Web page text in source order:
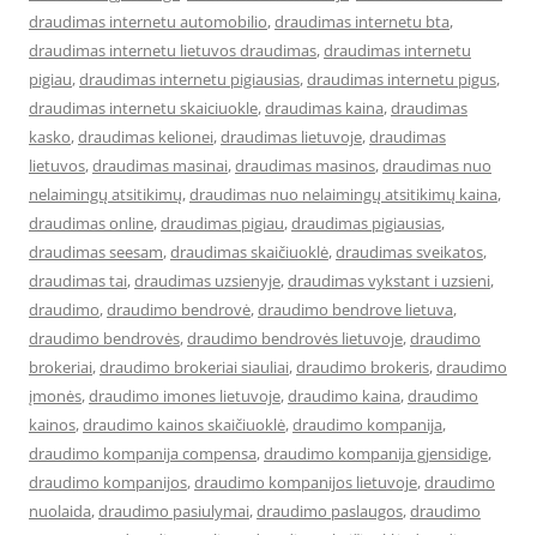
draudimas internetu automobilio,draudimas internetu bta,
draudimas internetu lietuvos draudimas,draudimas internetu
pigiau,draudimas internetu pigiausias,draudimas internetu pigus,
draudimas internetu skaiciuokle,draudimas kaina,draudimas
kasko,draudimas kelionei,draudimas lietuvoje,draudimas
lietuvos,draudimas masinai,draudimas masinos,draudimas nuo
nelaimingų atsitikimų,draudimas nuo nelaimingų atsitikimų kaina,
draudimas online,draudimas pigiau,draudimas pigiausias,
draudimas seesam,draudimas skaičiuoklė,draudimas sveikatos,
draudimas tai,draudimas uzsienyje,draudimas vykstant i uzsieni,
draudimo,draudimo bendrovė,draudimo bendrove lietuva,
draudimo bendrovės,draudimo bendrovės lietuvoje,draudimo
brokeriai,draudimo brokeriai siauliai,draudimo brokeris,draudimo
įmonės,draudimo imones lietuvoje,draudimo kaina,draudimo
kainos,draudimo kainos skaičiuoklė,draudimo kompanija,
draudimo kompanija compensa,draudimo kompanija gjensidige,
draudimo kompanijos,draudimo kompanijos lietuvoje,draudimo
nuolaida,draudimo pasiulymai,draudimo paslaugos,draudimo